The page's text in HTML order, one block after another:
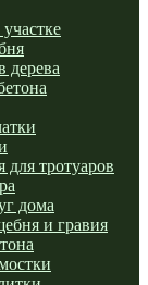
дерева
тротуаров
дома
и гравия